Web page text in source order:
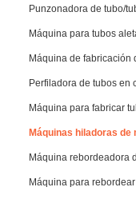
Punzonadora de tubo/
Máquina para tubos
Máquina de fabricación
Perfiladora de tubos en
Máquina para fabricar
Máquinas hiladoras de
Máquina rebordeadora
Máquina para